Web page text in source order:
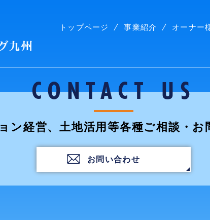
株式会社コープリビング九州
トップページ 事業紹介 オーナー
CONTACT US
ン経営、土地活用等各種ご相談・お
お問い合わせ